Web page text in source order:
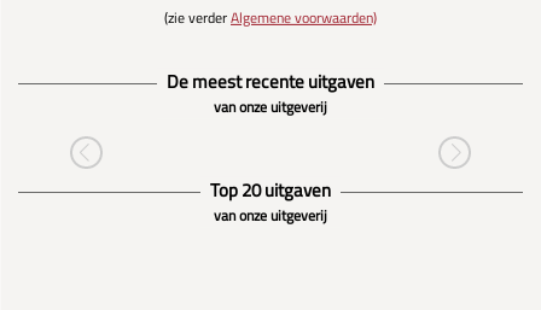
(zie verderAlgemene voorwaarden)
De meest recente uitgaven
van onze uitgeverij
Top 20 uitgaven
van onze uitgeverij